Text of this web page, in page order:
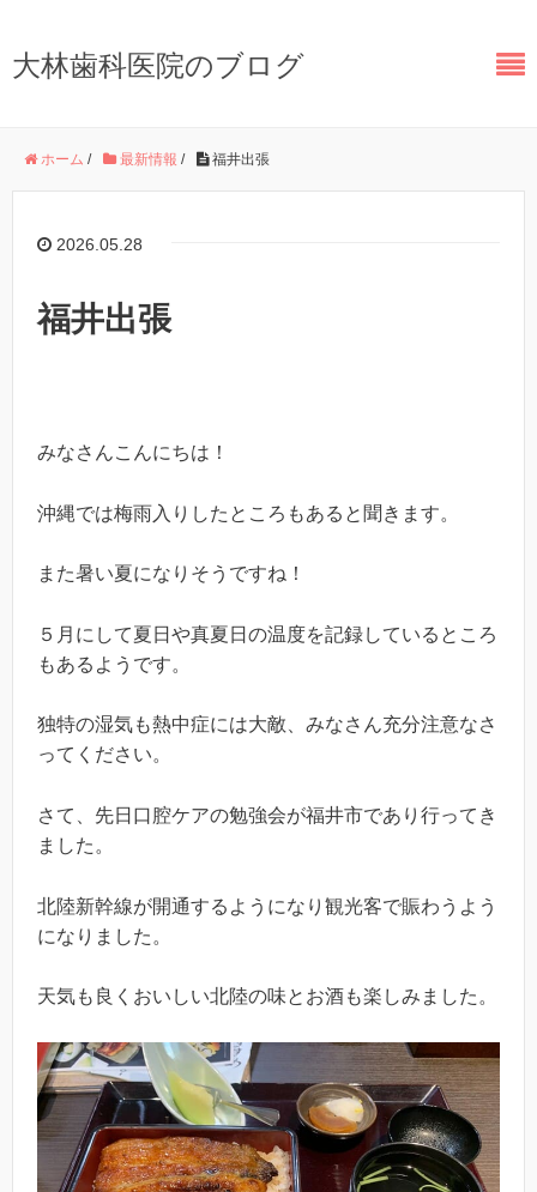
大林歯科医院のブログ
ホーム / 最新情報 / 福井出張
2026.05.28
福井出張
みなさんこんにちは！
沖縄では梅雨入りしたところもあると聞きます。
また暑い夏になりそうですね！
５月にして夏日や真夏日の温度を記録しているところ
もあるようです。
独特の湿気も熱中症には大敵、みなさん充分注意なさ
ってください。
さて、先日口腔ケアの勉強会が福井市であり行ってき
ました。
北陸新幹線が開通するようになり観光客で賑わうよう
になりました。
天気も良くおいしい北陸の味とお酒も楽しみました。